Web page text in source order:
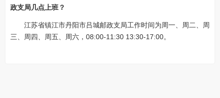
政支局几点上班？
江苏省镇江市丹阳市吕城邮政支局工作时间为周一、周二、周
三、周四、周五、周六，08:00-11:30 13:30-17:00。